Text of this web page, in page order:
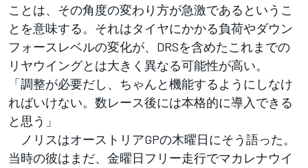
ことは、その角度の変わり方が急激であるというこ
とを意味する。それはタイヤにかかる負荷やダウン
フォースレベルの変化が、DRSを含めたこれまでの
リヤウイングとは大きく異なる可能性が高い。
「調整が必要だし、ちゃんと機能するようにしなけ
ればいけない。数レース後には本格的に導入できる
と思う」
ノリスはオーストリアGPの木曜日にそう語った。
当時の彼はまだ、金曜日フリー走行でマカレナウイ